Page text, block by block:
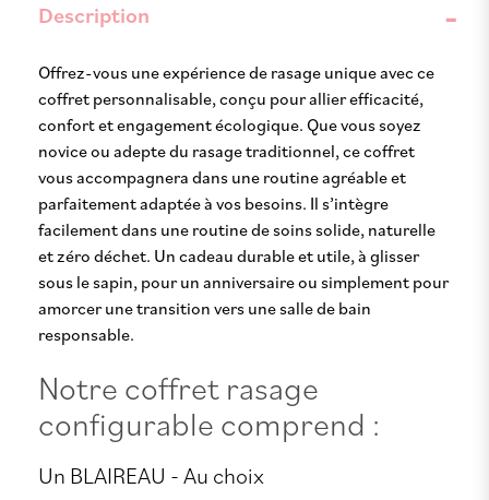
Description
Offrez-vous une expérience de rasage unique avec ce
coffret personnalisable, conçu pour allier efficacité,
confort et engagement écologique. Que vous soyez
novice ou adepte du rasage traditionnel, ce coffret
vous accompagnera dans une routine agréable et
parfaitement adaptée à vos besoins. Il s’intègre
facilement dans une routine de soins solide, naturelle
et zéro déchet. Un cadeau durable et utile, à glisser
sous le sapin, pour un anniversaire ou simplement pour
amorcer une transition vers une salle de bain
responsable.
Notre coffret rasage
configurable comprend :
Un BLAIREAU - Au choix